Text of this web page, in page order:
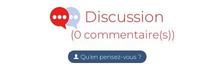
Discussion
(0 commentaire(s))
Qu'en pensez-vous ?